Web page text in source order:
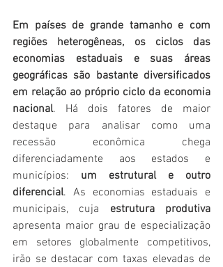
Em países de grande tamanho e com
regiões heterogêneas, os ciclos das
economias estaduais e suas áreas
geográficas são bastante diversificados
em relação ao próprio ciclo da economia
nacional. Há dois fatores de maior
destaque para analisar como uma
recessão econômica chega
diferenciadamente aos estados e
municípios: um estrutural e outro
diferencial. As economias estaduais e
municipais, cuja estrutura produtiva
apresenta maior grau de especialização
em setores globalmente competitivos,
irão se destacar com taxas elevadas de